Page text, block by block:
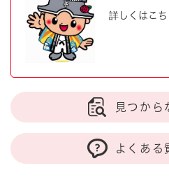
詳しくはこち
見つから
よくある